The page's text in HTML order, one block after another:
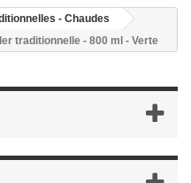
- Chaudes
traditionnelle - 800 ml - Verte